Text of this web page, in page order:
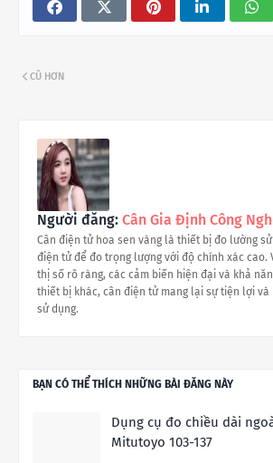
CŨ HƠN
Người đăng: Cân Gia Định Công
Cân điện tử hoa sen vàng là thiết bị đo lường
điện tử để đo trọng lượng với độ chính xác cao.
thị số rõ ràng, các cảm biến hiện đại và khả
thiết bị khác, cân điện tử mang lại sự tiện lợi và
sử dụng.
BẠN CÓ THỂ THÍCH NHỮNG BÀI ĐĂNG NÀY
Dụng cụ đo chiều dài
Mitutoyo 103-137